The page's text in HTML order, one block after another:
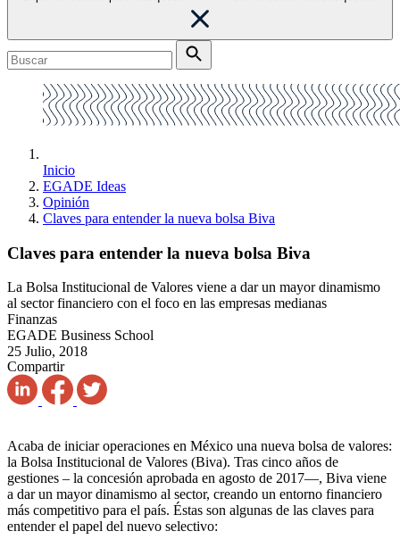
Inicio
EGADE Ideas
Opinión
Claves para entender la nueva bolsa Biva
Claves para entender la nueva bolsa Biva
La Bolsa Institucional de Valores viene a dar un mayor dinamismo
al sector financiero con el foco en las empresas medianas
Finanzas
EGADE Business School
25 Julio, 2018
Compartir
Acaba de iniciar operaciones en México una nueva bolsa de valores:
la Bolsa Institucional de Valores (Biva). Tras cinco años de
gestiones – la concesión aprobada en agosto de 2017—, Biva viene
a dar un mayor dinamismo al sector, creando un entorno financiero
más competitivo para el país. Éstas son algunas de las claves para
entender el papel del nuevo selectivo: